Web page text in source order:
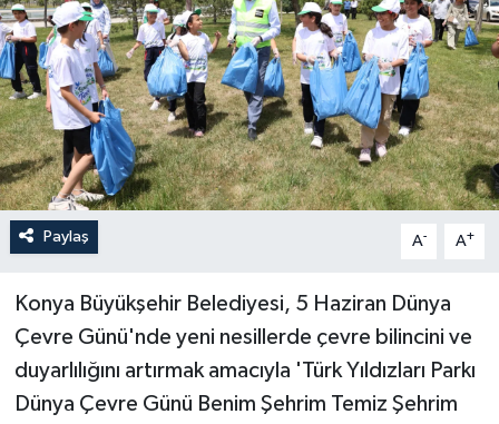
Paylaş A- A+
Konya Büyükşehir Belediyesi, 5 Haziran Dünya
Çevre Günü'nde yeni nesillerde çevre bilincini ve
duyarlılığını artırmak amacıyla 'Türk Yıldızları Parkı
Dünya Çevre Günü Benim Şehrim Temiz Şehrim